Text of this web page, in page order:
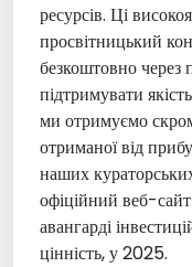
ресурсів. Ці
просвітницький
безкоштовно
підтримувати
ми отримуємо
отриманої від
наших
офіційний веб-
авангарді
цінність, у 2025.